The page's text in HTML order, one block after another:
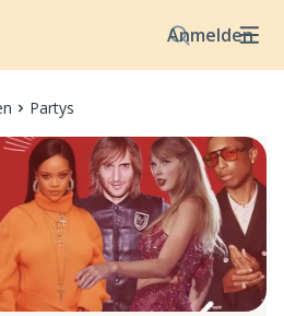
Anmelden
Partys